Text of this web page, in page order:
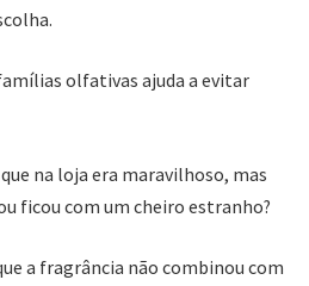
olfativas ajuda a evitar
na loja era maravilhoso, mas
ficou com um cheiro estranho?
a fragrância não combinou com